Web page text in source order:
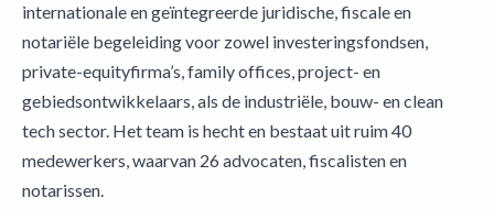
internationale en geïntegreerde juridische, fiscale en
notariële begeleiding voor zowel investeringsfondsen,
private-equityfirma’s, family offices, project- en
gebiedsontwikkelaars, als de industriële, bouw- en clean
tech sector. Het team is hecht en bestaat uit ruim 40
medewerkers, waarvan 26 advocaten, fiscalisten en
notarissen.